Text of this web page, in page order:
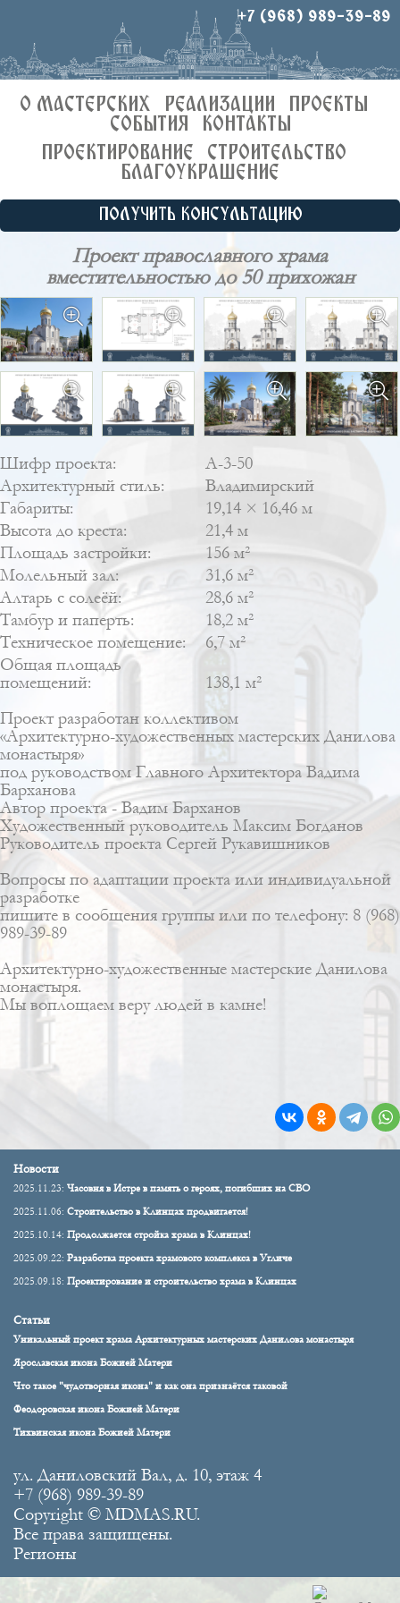
+7 (968) 989-39-89
О МАСТЕРСКИХ РЕАЛИЗАЦИИ
ПРОЕКТЫ
СОБЫТИЯ
КОНТАКТЫ
ПРОЕКТИРОВАНИЕ
СТРОИТЕЛЬСТВО
БЛАГОУКРАШЕНИЕ
ПОЛУЧИТЬ КОНСУЛЬТАЦИЮ
Проект православного храма
вместительностью до 50 прихожан
Шифр проекта:
А-3-50
Архитектурный стиль:
Владимирский
Габариты:
19,14 × 16,46 м
Высота до креста:
21,4 м
Площадь застройки:
156 м²
Молельный зал:
31,6 м²
Алтарь с солеёй:
28,6 м²
Тамбур и паперть:
18,2 м²
Техническое помещение:
6,7 м²
Общая площадь
помещений:
138,1 м²
Проект разработан коллективом
«Архитектурно-художественных мастерских Данилова
монастыря»
под руководством Главного Архитектора Вадима
Барханова
Автор проекта - Вадим Барханов
Художественный руководитель Максим Богданов
Руководитель проекта Сергей Рукавишников
Вопросы по адаптации проекта или индивидуальной
разработке
пишите в сообщения группы или по телефону: 8 (968)
989-39-89
Архитектурно-художественные мастерские Данилова
монастыря.
Мы воплощаем веру людей в камне!
Новости
2025.11.23: Часовня в Истре в память о героях, погибших на СВО
2025.11.06: Строительство в Клинцах продвигается!
2025.10.14: Продолжается стройка храма в Клинцах!
2025.09.22: Разработка проекта храмового комплекса в Угличе
2025.09.18: Проектирование и строительство храма в Клинцах
Статьи
Уникальный проект храма Архитектурных мастерских Данилова монастыря
Ярославская икона Божией Матери
Что такое "чудотворная икона" и как она признаётся таковой
Феодоровская икона Божией Матери
Тихвинская икона Божией Матери
ул. Даниловский Вал, д. 10, этаж 4
+7 (968) 989-39-89
Copyright © MDMAS.RU.
Все права защищены.
Регионы